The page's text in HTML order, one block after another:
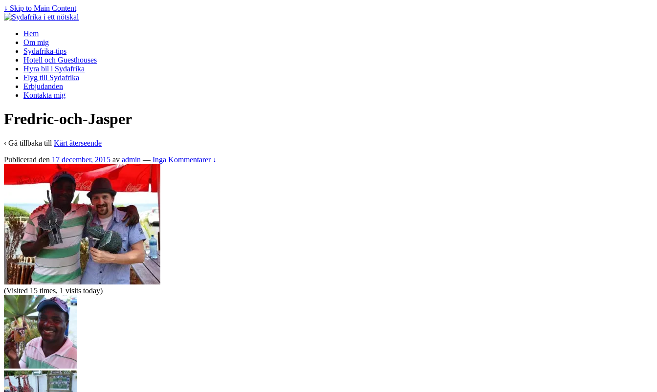
↓ Skip to Main Content
Hem
Om mig
Sydafrika-tips
Hotell och Guesthouses
Hyra bil i Sydafrika
Flyg till Sydafrika
Erbjudanden
Kontakta mig
Fredric-och-Jasper
‹ Gå tillbaka till Kärt återseende
Publicerad den 17 december, 2015 av admin — Inga Kommentarer ↓
(Visited 15 times, 1 visits today)